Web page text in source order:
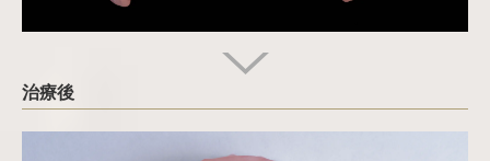
治療後